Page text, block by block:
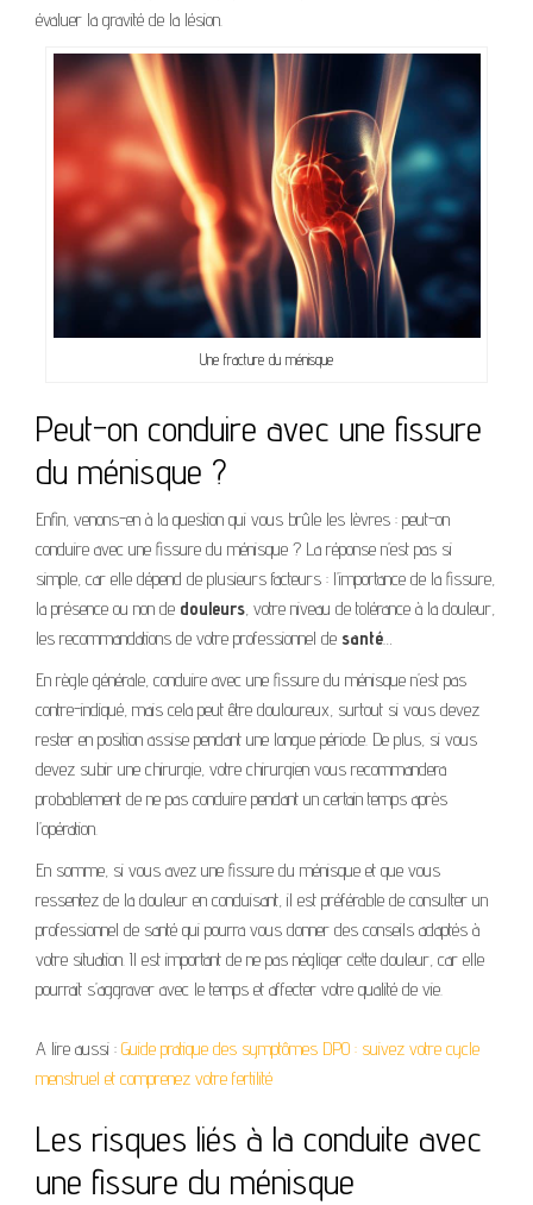
évaluer la gravité de la lésion.
Une fracture du ménisque
Peut-on conduire avec une fissure
du ménisque ?
Enfin, venons-en à la question qui vous brûle les lèvres : peut-on
conduire avec une fissure du ménisque ? La réponse n’est pas si
simple, car elle dépend de plusieurs facteurs : l’importance de la fissure,
la présence ou non de douleurs, votre niveau de tolérance à la douleur,
les recommandations de votre professionnel de santé…
En règle générale, conduire avec une fissure du ménisque n’est pas
contre-indiqué, mais cela peut être douloureux, surtout si vous devez
rester en position assise pendant une longue période. De plus, si vous
devez subir une chirurgie, votre chirurgien vous recommandera
probablement de ne pas conduire pendant un certain temps après
l’opération.
En somme, si vous avez une fissure du ménisque et que vous
ressentez de la douleur en conduisant, il est préférable de consulter un
professionnel de santé qui pourra vous donner des conseils adaptés à
votre situation. Il est important de ne pas négliger cette douleur, car elle
pourrait s’aggraver avec le temps et affecter votre qualité de vie.
A lire aussi : Guide pratique des symptômes DPO : suivez votre cycle
menstruel et comprenez votre fertilité
Les risques liés à la conduite avec
une fissure du ménisque